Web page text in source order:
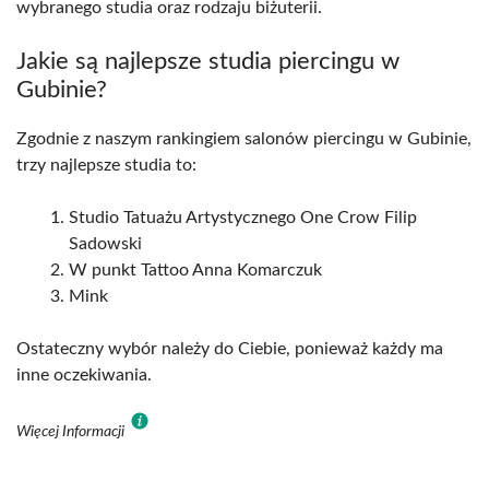
wybranego studia oraz rodzaju biżuterii.
Jakie są najlepsze studia piercingu w
Gubinie?
Zgodnie z naszym rankingiem salonów piercingu w Gubinie,
trzy najlepsze studia to:
Studio Tatuażu Artystycznego One Crow Filip
Sadowski
W punkt Tattoo Anna Komarczuk
Mink
Ostateczny wybór należy do Ciebie, ponieważ każdy ma
inne oczekiwania.
Więcej Informacji